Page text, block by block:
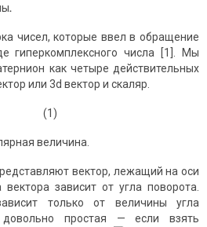
.
чисел, которые ввел в обращение
гиперкомплексного числа [1]. Мы
как четыре действительных
или 3d вектор и скаляр.
величина.
вектор, лежащий на оси
зависит от угла поворота.
только от величины угла
довольно простая — если взять